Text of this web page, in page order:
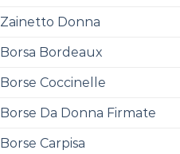
Zainetto Donna
Borsa Bordeaux
Borse Coccinelle
Borse Da Donna Firmate
Borse Carpisa